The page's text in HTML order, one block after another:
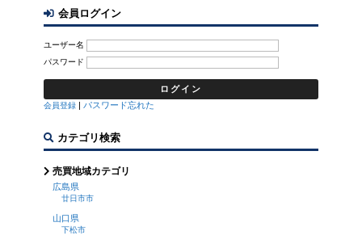
会員ログイン
ユーザー名
パスワード
会員登録 | パスワード忘れた
カテゴリ検索
売買地域カテゴリ
広島県
廿日市市
山口県
下松市